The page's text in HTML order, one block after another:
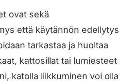
ovat sekä
että käytännön edellytys
tarkastaa ja huoltaa
kattosillat tai lumiesteet
katolla liikkuminen voi olla